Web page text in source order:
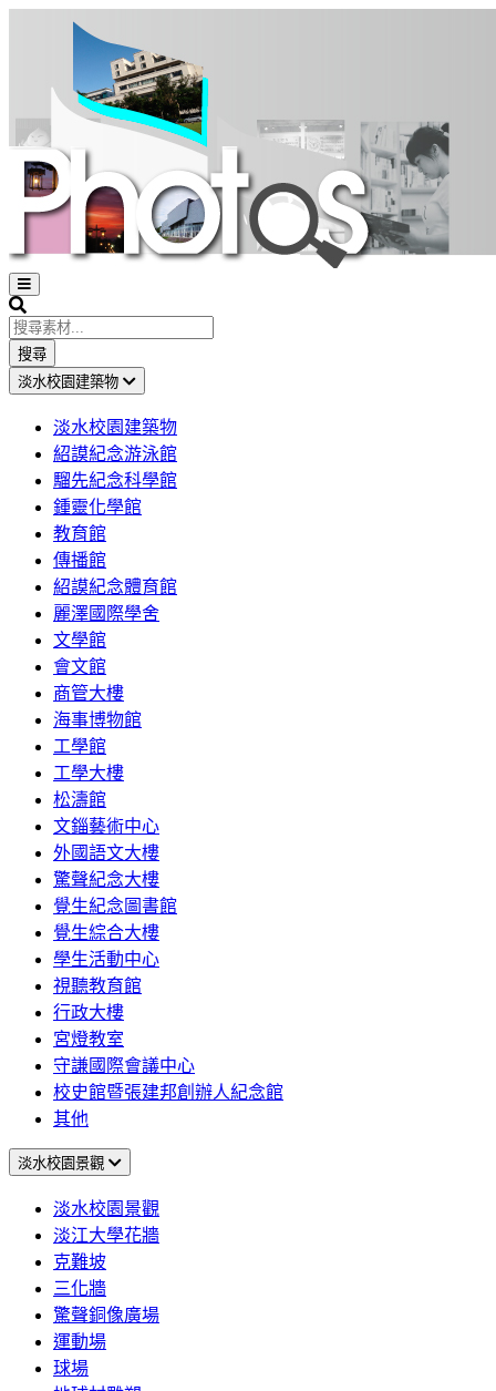
Open
sidebar
Search
搜尋
淡水校園建築物
淡水校園建築物
紹謨紀念游泳館
騮先紀念科學館
鍾靈化學館
教育館
傳播館
紹謨紀念體育館
麗澤國際學舍
文學館
會文館
商管大樓
海事博物館
工學館
工學大樓
松濤館
文錙藝術中心
外國語文大樓
驚聲紀念大樓
覺生紀念圖書館
覺生綜合大樓
學生活動中心
視聽教育館
行政大樓
宮燈教室
守謙國際會議中心
校史館暨張建邦創辦人紀念館
其他
淡水校園景觀
淡水校園景觀
淡江大學花牆
克難坡
三化牆
驚聲銅像廣場
運動場
球場